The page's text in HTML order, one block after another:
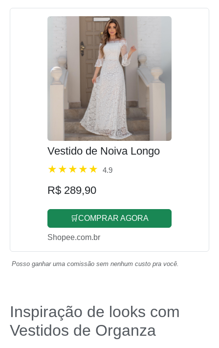
Vestido de Noiva Longo
4.9
R$ 289,90
🛒COMPRAR AGORA
Shopee.com.br
Posso ganhar uma comissão sem nenhum custo pra você.
Inspiração de looks com
Vestidos de Organza